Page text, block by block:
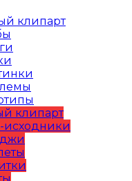
клипарт
клипарт
исходники